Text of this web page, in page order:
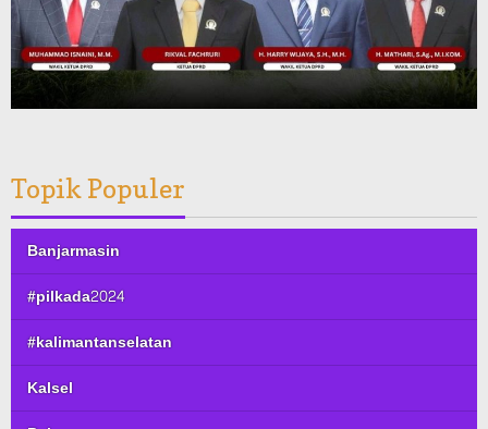
Topik Populer
Banjarmasin
#pilkada2024
#kalimantanselatan
Kalsel